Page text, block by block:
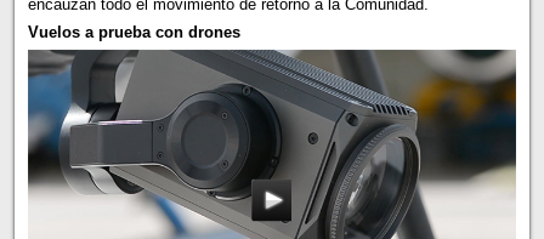
encauzan todo el movimiento de retorno a la Comunidad.
Vuelos a prueba con drones